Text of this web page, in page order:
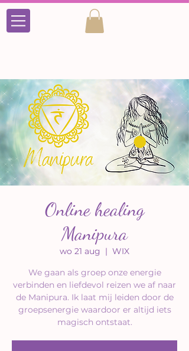
Online healing
Manipura
wo 21 aug
  |
WIX
We gaan als groep onze energie
verbinden en liefdevol reizen we af naar
de Manipura. Ik laat mij leiden door de
groepsenergie waardoor er altijd iets
magisch ontstaat.